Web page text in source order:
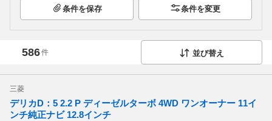
条件を保存 条件を変更
586件 並び替え
三菱
デリカD：5 2.2 P ディーゼルターボ 4WD ワンオーナー 11イ
ンチ純正ナビ 12.8インチ